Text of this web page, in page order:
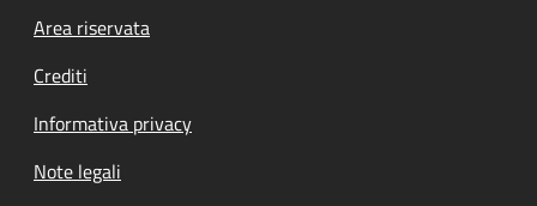
Footer menu
Area riservata
Crediti
Informativa privacy
Note legali